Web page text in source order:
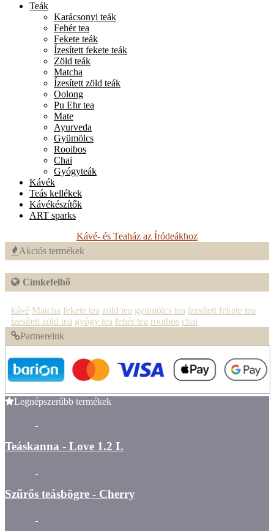
Teák
Karácsonyi teák
Fehér tea
Fekete teák
Ízesített fekete teák
Zöld teák
Matcha
Ízesített zöld teák
Oolong
Pu Ehr tea
Mate
Ayurveda
Gyümölcs
Rooibos
Chai
Gyógyteák
Kávék
Teás kellékek
Kávékészítők
ART sparks
Kávé- és Teaház az Íródeákhoz
Akciós termékek
Címkefelhő
kávé Matcha fekete tea zöld tea gyümölcs tea ízesített fekete tea
ízesített zöld tea gyógy tea fehér tea rooibos chai
Partnereink
Legnépszerűbb termékek
Teáskanna - Love 1.2 L
Szűrős teásbögre - Cherry